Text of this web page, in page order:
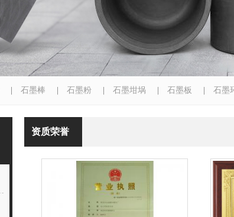
石墨棒 石墨粉 石墨坩埚 石墨板 石墨
资质荣誉